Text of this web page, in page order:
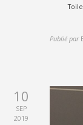
Publié par
10
SEP
2019